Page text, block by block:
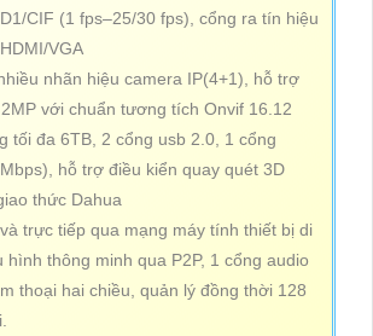
CIF (1 fps–25/30 fps), cổng ra tín hiệu
VGA
nhãn hiệu camera IP(4+1), hỗ trợ
với chuẩn tương tích Onvif 16.12
tối đa 6TB, 2 cổng usb 2.0, 1 cổng
hỗ trợ điều kiển quay quét 3D
thức Dahua
trực tiếp qua mạng máy tính thiết bị di
hình thông minh qua P2P, 1 cổng audio
thoại hai chiều, quản lý đồng thời 128